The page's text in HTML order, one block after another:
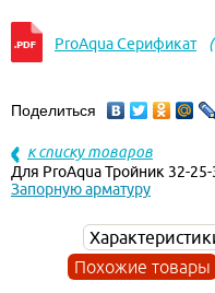
ProAqua Серификат
Поделиться
к списку товаров
Для ProAqua Тройник 32-
Запорную арматуру
Похожие товары